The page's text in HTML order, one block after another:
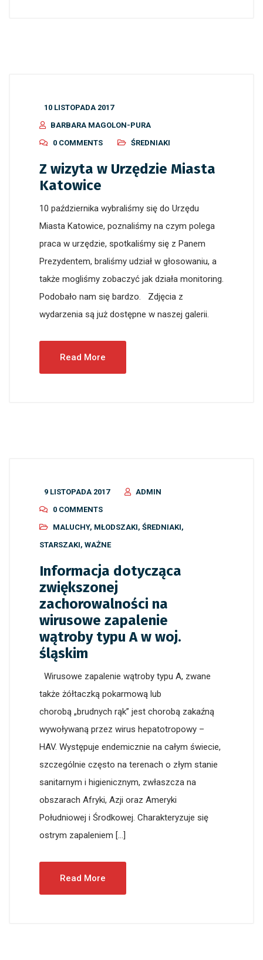
10 LISTOPADA 2017
BARBARA MAGOLON-PURA
0 COMMENTS
ŚREDNIAKI
Z wizyta w Urzędzie Miasta
Katowice
10 października wybraliśmy się do Urzędu
Miasta Katowice, poznaliśmy na czym polega
praca w urzędzie, spotkaliśmy się z Panem
Prezydentem, braliśmy udział w głosowaniu, a
także mogliśmy zobaczyć jak działa monitoring.
Podobało nam się bardzo. Zdjęcia z
wydarzenia są już dostępne w naszej galerii.
Read More
9 LISTOPADA 2017
ADMIN
0 COMMENTS
MALUCHY, MŁODSZAKI, ŚREDNIAKI,
STARSZAKI, WAŻNE
Informacja dotycząca
zwiększonej
zachorowalności na
wirusowe zapalenie
wątroby typu A w woj.
śląskim
Wirusowe zapalenie wątroby typu A, zwane
także żółtaczką pokarmową lub
chorobą „brudnych rąk” jest chorobą zakaźną
wywoływaną przez wirus hepatotropowy –
HAV. Występuje endemicznie na całym świecie,
szczególnie często na terenach o złym stanie
sanitarnym i higienicznym, zwłaszcza na
obszarach Afryki, Azji oraz Ameryki
Południowej i Środkowej. Charakteryzuje się
ostrym zapaleniem […]
Read More